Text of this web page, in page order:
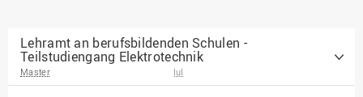
Lehramt an berufsbildenden Schulen -
Teilstudiengang Elektrotechnik
Master IuI